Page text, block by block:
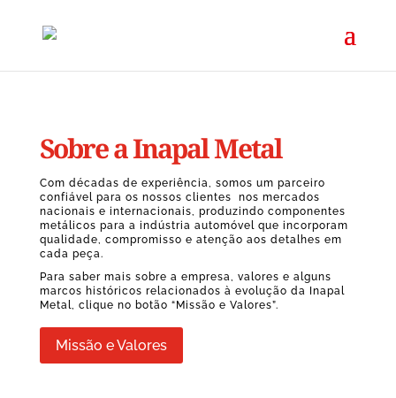
Sobre a Inapal Metal
Com décadas de experiência, somos um parceiro
confiável para os nossos clientes nos mercados
nacionais e internacionais, produzindo componentes
metálicos para a indústria automóvel que incorporam
qualidade, compromisso e atenção aos detalhes em
cada peça.
Para saber mais sobre a empresa, valores e alguns
marcos históricos relacionados à evolução da Inapal
Metal, clique no botão “Missão e Valores”.
Missão e Valores